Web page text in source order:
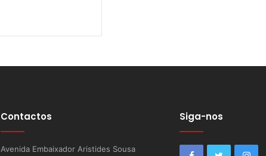
Contactos
Avenida Embaixador Aristides Sousa
Siga-nos